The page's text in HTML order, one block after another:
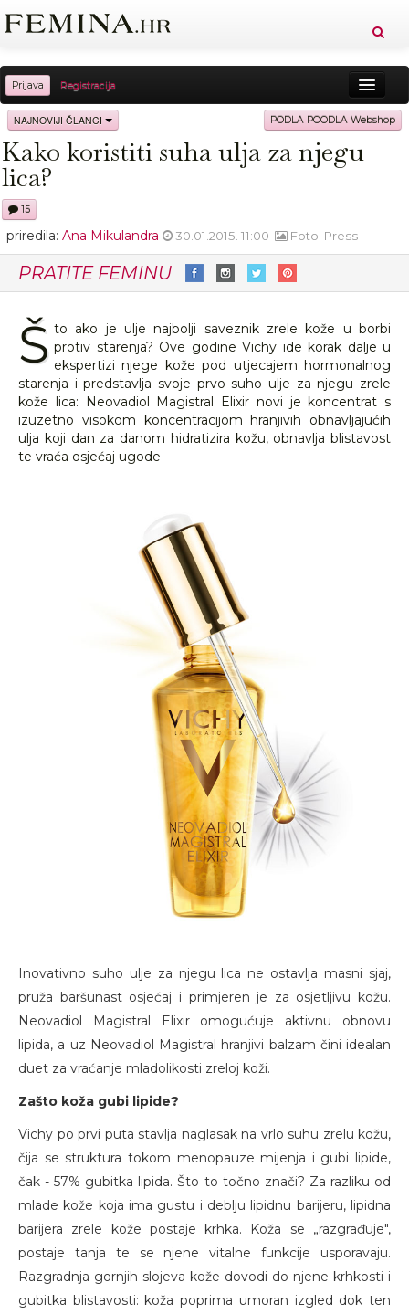
Prijava Registracija
Sreća Zdravlje Vitkost
Moda Ljubav Relax Putovanja Recepti
NAJNOVIJI ČLANCI PODLA POODLA Webshop
Kako koristiti suha ulja za njegu
lica?
15
priredila: Ana Mikulandra 30.01.2015. 11:00 Foto: Press
PRATITE FEMINU
Š to ako je ulje najbolji saveznik zrele kože u borbi
protiv starenja? Ove godine Vichy ide korak dalje u
ekspertizi njege kože pod utjecajem hormonalnog
starenja i predstavlja svoje prvo suho ulje za njegu zrele
kože lica: Neovadiol Magistral Elixir novi je koncentrat s
izuzetno visokom koncentracijom hranjivih obnavljajućih
ulja koji dan za danom hidratizira kožu, obnavlja blistavost
te vraća osjećaj ugode
Inovativno suho ulje za njegu lica ne ostavlja masni sjaj,
pruža baršunast osjećaj i primjeren je za osjetljivu kožu.
Neovadiol Magistral Elixir omogućuje aktivnu obnovu
lipida, a uz Neovadiol Magistral hranjivi balzam čini idealan
duet za vraćanje mladolikosti zreloj koži.
Zašto koža gubi lipide?
Vichy po prvi puta stavlja naglasak na vrlo suhu zrelu kožu,
čija se struktura tokom menopauze mijenja i gubi lipide,
čak - 57% gubitka lipida. Što to točno znači? Za razliku od
mlade kože koja ima gustu i deblju lipidnu barijeru, lipidna
barijera zrele kože postaje krhka. Koža se „razgrađuje",
postaje tanja te se njene vitalne funkcije usporavaju.
Razgradnja gornjih slojeva kože dovodi do njene krhkosti i
gubitka blistavosti: koža poprima umoran izgled dok ten